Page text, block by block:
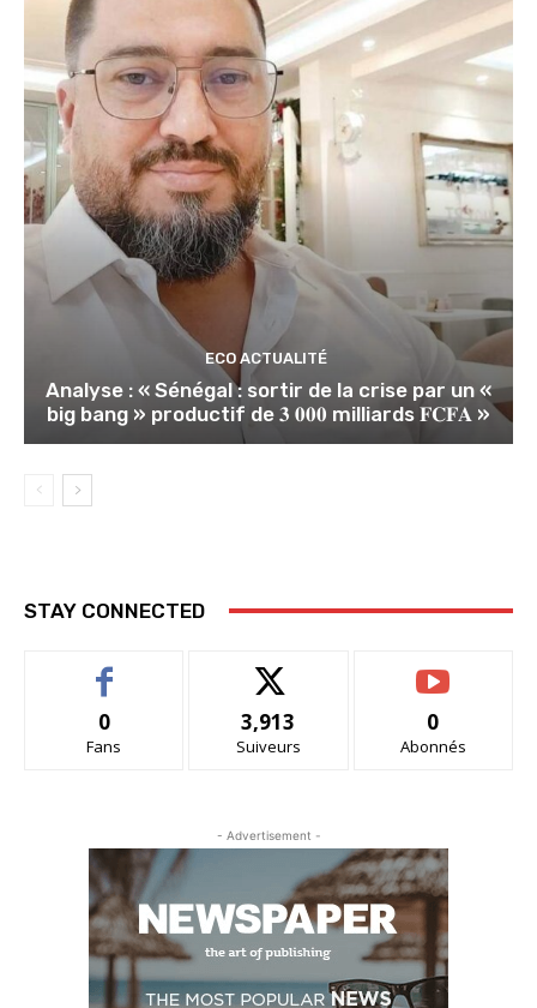
ECO ACTUALITÉ
Analyse : « Sénégal : sortir de la crise par un «
big bang » productif de 𝟑 𝟎𝟎𝟎 milliards 𝐅𝐂𝐅𝐀 »
STAY CONNECTED
0
Fans
3,913
Suiveurs
0
Abonnés
- Advertisement -